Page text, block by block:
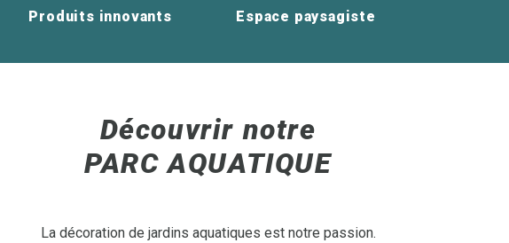
Produits innovants Espace paysagiste
Découvrir notre
PARC AQUATIQUE
La décoration de jardins aquatiques est notre passion.